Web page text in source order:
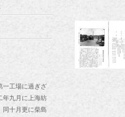
一工場に過ぎざ
年九月に上海紡
同十月更に柴島